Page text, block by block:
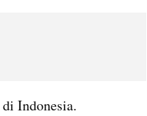
di Indonesia.